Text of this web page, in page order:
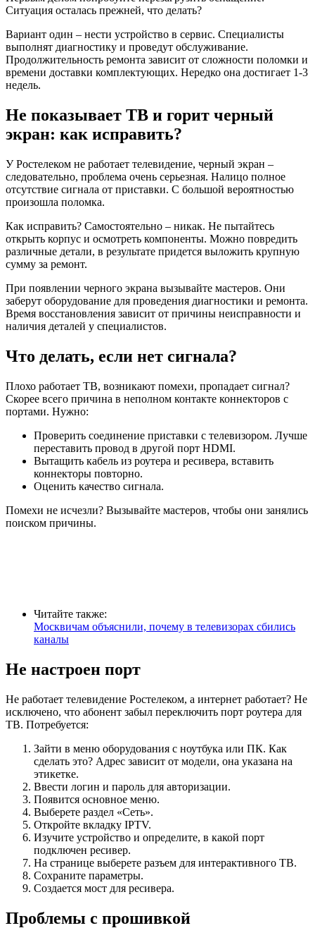
Ситуация осталась прежней, что делать?
Вариант один – нести устройство в сервис. Специалисты
выполнят диагностику и проведут обслуживание.
Продолжительность ремонта зависит от сложности поломки и
времени доставки комплектующих. Нередко она достигает 1-3
недель.
Не показывает ТВ и горит черный
экран: как исправить?
У Ростелеком не работает телевидение, черный экран –
следовательно, проблема очень серьезная. Налицо полное
отсутствие сигнала от приставки. С большой вероятностью
произошла поломка.
Как исправить? Самостоятельно – никак. Не пытайтесь
открыть корпус и осмотреть компоненты. Можно повредить
различные детали, в результате придется выложить крупную
сумму за ремонт.
При появлении черного экрана вызывайте мастеров. Они
заберут оборудование для проведения диагностики и ремонта.
Время восстановления зависит от причины неисправности и
наличия деталей у специалистов.
Что делать, если нет сигнала?
Плохо работает ТВ, возникают помехи, пропадает сигнал?
Скорее всего причина в неполном контакте коннекторов с
портами. Нужно:
Проверить соединение приставки с телевизором. Лучше
переставить провод в другой порт HDMI.
Вытащить кабель из роутера и ресивера, вставить
коннекторы повторно.
Оценить качество сигнала.
Помехи не исчезли? Вызывайте мастеров, чтобы они занялись
поиском причины.
Читайте также:
Москвичам объяснили, почему в телевизорах сбились
каналы
Не настроен порт
Не работает телевидение Ростелеком, а интернет работает? Не
исключено, что абонент забыл переключить порт роутера для
ТВ. Потребуется:
Зайти в меню оборудования с ноутбука или ПК. Как
сделать это? Адрес зависит от модели, она указана на
этикетке.
Ввести логин и пароль для авторизации.
Появится основное меню.
Выберете раздел «Сеть».
Откройте вкладку IPTV.
Изучите устройство и определите, в какой порт
подключен ресивер.
На странице выберете разъем для интерактивного ТВ.
Сохраните параметры.
Создается мост для ресивера.
Проблемы с прошивкой